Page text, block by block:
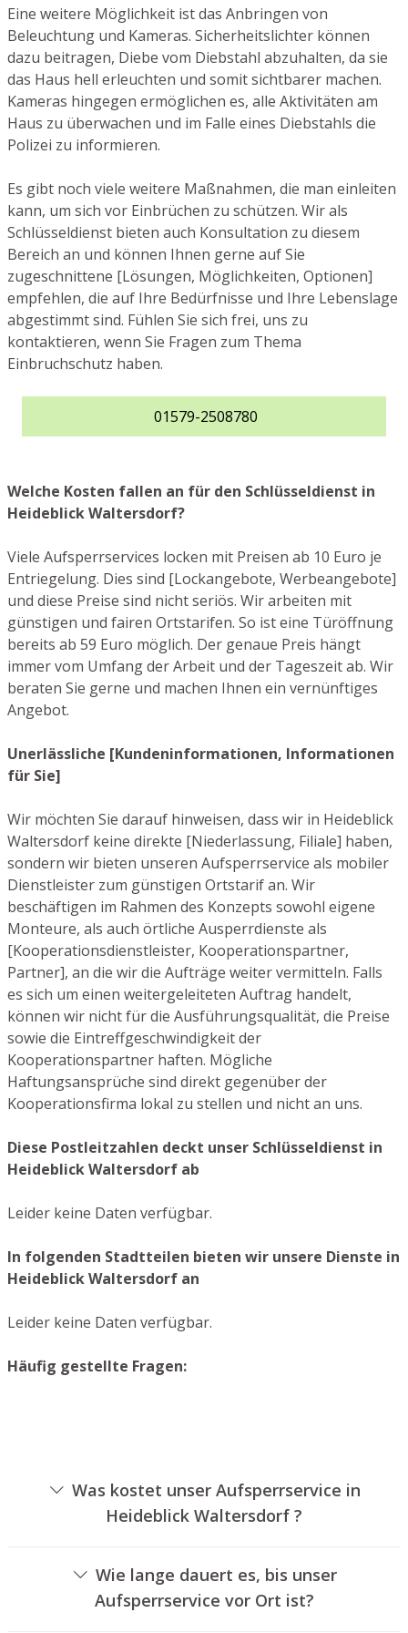
Eine weitere Möglichkeit ist das Anbringen von
Beleuchtung und Kameras. Sicherheitslichter können
dazu beitragen, Diebe vom Diebstahl abzuhalten, da sie
das Haus hell erleuchten und somit sichtbarer machen.
Kameras hingegen ermöglichen es, alle Aktivitäten am
Haus zu überwachen und im Falle eines Diebstahls die
Polizei zu informieren.
Es gibt noch viele weitere Maßnahmen, die man einleiten
kann, um sich vor Einbrüchen zu schützen. Wir als
Schlüsseldienst bieten auch Konsultation zu diesem
Bereich an und können Ihnen gerne auf Sie
zugeschnittene [Lösungen, Möglichkeiten, Optionen]
empfehlen, die auf Ihre Bedürfnisse und Ihre Lebenslage
abgestimmt sind. Fühlen Sie sich frei, uns zu
kontaktieren, wenn Sie Fragen zum Thema
Einbruchschutz haben.
01579-2508780
Welche Kosten fallen an für den Schlüsseldienst in
Heideblick Waltersdorf?
Viele Aufsperrservices locken mit Preisen ab 10 Euro je
Entriegelung. Dies sind [Lockangebote, Werbeangebote]
und diese Preise sind nicht seriös. Wir arbeiten mit
günstigen und fairen Ortstarifen. So ist eine Türöffnung
bereits ab 59 Euro möglich. Der genaue Preis hängt
immer vom Umfang der Arbeit und der Tageszeit ab. Wir
beraten Sie gerne und machen Ihnen ein vernünftiges
Angebot.
Unerlässliche [Kundeninformationen, Informationen
für Sie]
Wir möchten Sie darauf hinweisen, dass wir in Heideblick
Waltersdorf keine direkte [Niederlassung, Filiale] haben,
sondern wir bieten unseren Aufsperrservice als mobiler
Dienstleister zum günstigen Ortstarif an. Wir
beschäftigen im Rahmen des Konzepts sowohl eigene
Monteure, als auch örtliche Ausperrdienste als
[Kooperationsdienstleister, Kooperationspartner,
Partner], an die wir die Aufträge weiter vermitteln. Falls
es sich um einen weitergeleiteten Auftrag handelt,
können wir nicht für die Ausführungsqualität, die Preise
sowie die Eintreffgeschwindigkeit der
Kooperationspartner haften. Mögliche
Haftungsansprüche sind direkt gegenüber der
Kooperationsfirma lokal zu stellen und nicht an uns.
Diese Postleitzahlen deckt unser Schlüsseldienst in
Heideblick Waltersdorf ab
Leider keine Daten verfügbar.
In folgenden Stadtteilen bieten wir unsere Dienste in
Heideblick Waltersdorf an
Leider keine Daten verfügbar.
Häufig gestellte Fragen:
Was kostet unser Aufsperrservice in
Heideblick Waltersdorf ?
hängen von unterschiedlichen Optionen ab, wie
beispielsweise der Art des Schlosses, der Dauer der
Arbeiten und eventuell anfallenden Anfahrtskosten. Wir
Wie lange dauert es, bis unser
Aufsperrservice vor Ort ist?